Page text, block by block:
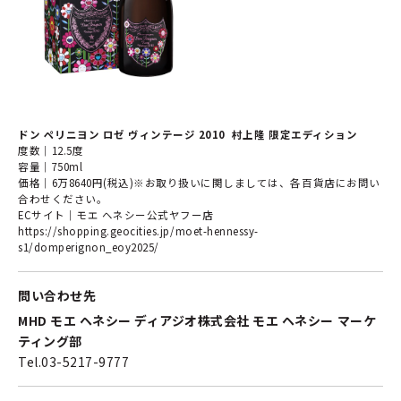
ドン ペリニヨン ロゼ ヴィンテージ 2010 村上隆 限定エディション
度数｜12.5度
容量｜750ml
価格｜6万8640円(税込)※お取り扱いに関しましては、各百貨店にお問い
合わせください。
ECサイト｜モエ ヘネシー公式ヤフー店
https://shopping.geocities.jp/moet-hennessy-
s1/domperignon_eoy2025/
問い合わせ先
MHD モエ ヘネシー ディアジオ株式会社 モエ ヘネシー マーケ
ティング部
Tel.03-5217-9777